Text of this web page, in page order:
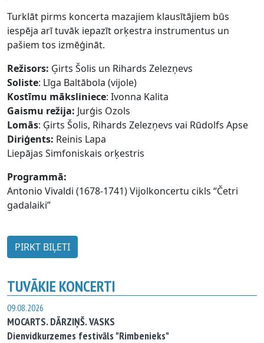
Turklāt pirms koncerta mazajiem klausītājiem būs
iespēja arī tuvāk iepazīt orķestra instrumentus un
pašiem tos izmēģināt.
Režisors: Ģirts Šolis un Rihards Zelezņevs
Soliste: Līga Baltābola (vijole)
Kostīmu māksliniece: Ivonna Kalita
Gaismu režija: Jurģis Ozols
Lomās: Ģirts Šolis, Rihards Zelezņevs vai Rūdolfs Apse
Diriģents: Reinis Lapa
Liepājas Simfoniskais orķestris
Programmā:
Antonio Vivaldi (1678-1741) Vijolkoncertu cikls “Četri
gadalaiki”
PIRKT BIĻETI
TUVĀKIE KONCERTI
09.08.2026
MOCARTS. DĀRZIŅŠ. VASKS
Dienvidkurzemes festivāls "Rimbenieks"